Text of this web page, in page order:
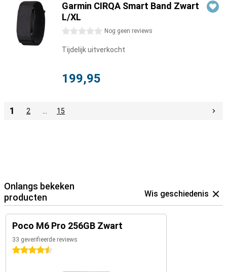
Garmin CIRQA Smart Band Zwart
L/XL
0 sterren Nog geen reviews
Tijdelijk uitverkocht
199,95
1 2 15
Onlangs bekeken
producten
Wis geschiedenis
Poco M6 Pro 256GB Zwart
33 geverifieerde reviews
4.5 sterren